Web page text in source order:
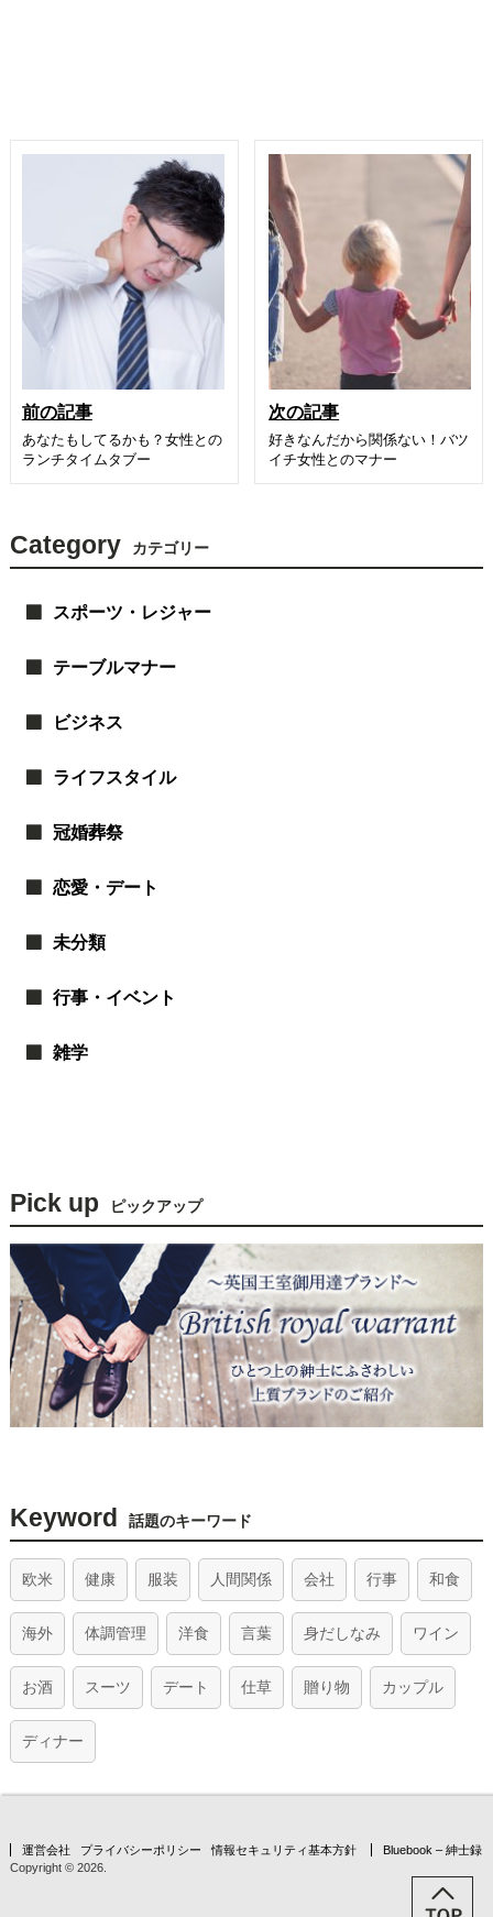
前の記事
あなたもしてるかも？女性との
ランチタイムタブー
次の記事
好きなんだから関係ない！バツ
イチ女性とのマナー
Category カテゴリー
スポーツ・レジャー
テーブルマナー
ビジネス
ライフスタイル
冠婚葬祭
恋愛・デート
未分類
行事・イベント
雑学
Pick up ピックアップ
Keyword 話題のキーワード
欧米 健康 服装 人間関係 会社 行事 和食
海外 体調管理 洋食 言葉 身だしなみ ワイン
お酒 スーツ デート 仕草 贈り物 カップル
ディナー
運営会社 プライバシーポリシー 情報セキュリティ基本方針
Bluebook – 紳士録
Copyright © 2026.